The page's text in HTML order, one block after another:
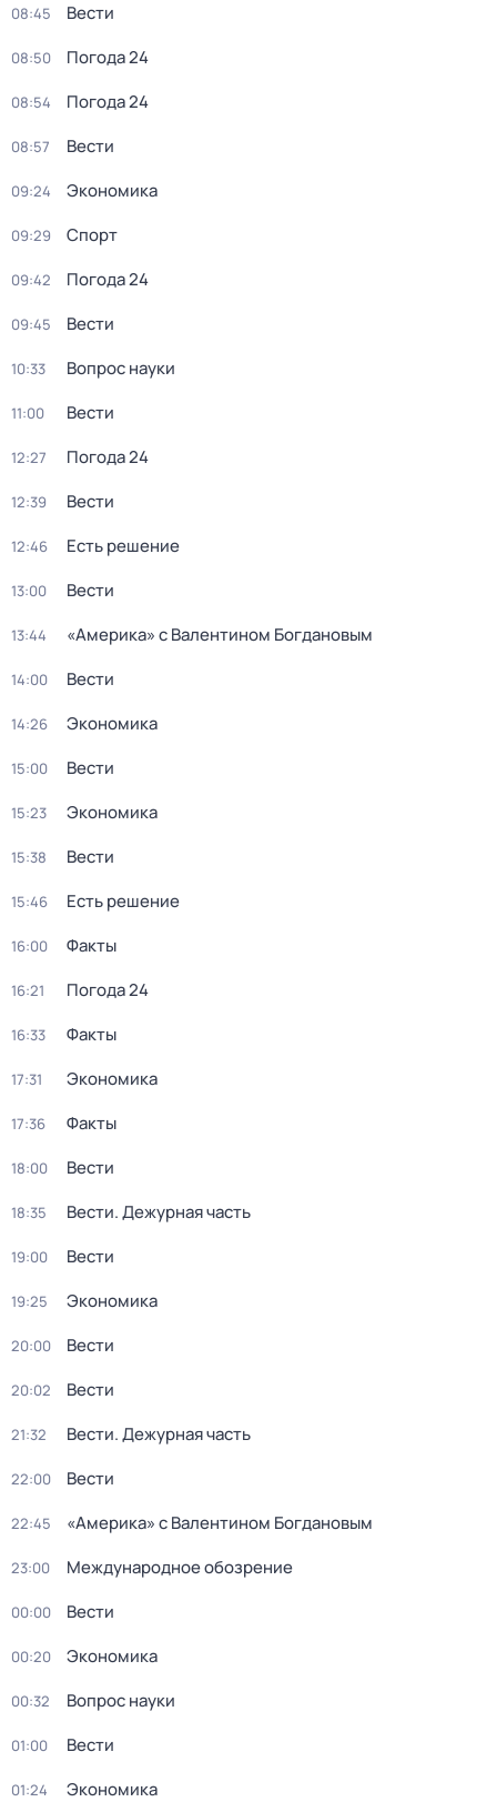
08:45 Вести
08:50 Погода 24
08:54 Погода 24
08:57 Вести
09:24 Экономика
09:29 Спорт
09:42 Погода 24
09:45 Вести
10:33 Вопрос науки
11:00 Вести
12:27 Погода 24
12:39 Вести
12:46 Есть решение
13:00 Вести
13:44 «Америка» с Валентином Богдановым
14:00 Вести
14:26 Экономика
15:00 Вести
15:23 Экономика
15:38 Вести
15:46 Есть решение
16:00 Факты
16:21 Погода 24
16:33 Факты
17:31 Экономика
17:36 Факты
18:00 Вести
18:35 Вести. Дежурная часть
19:00 Вести
19:25 Экономика
20:00 Вести
20:02 Вести
21:32 Вести. Дежурная часть
22:00 Вести
22:45 «Америка» с Валентином Богдановым
23:00 Международное обозрение
00:00 Вести
00:20 Экономика
00:32 Вопрос науки
01:00 Вести
01:24 Экономика